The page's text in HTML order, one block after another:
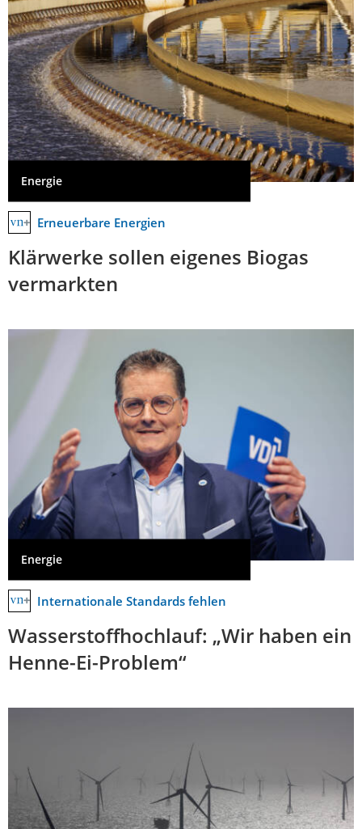
Energie
Erneuerbare Energien
Klärwerke sollen eigenes Biogas
vermarkten
Energie
Internationale Standards fehlen
Wasserstoffhochlauf: „Wir haben ein
Henne-Ei-Problem“